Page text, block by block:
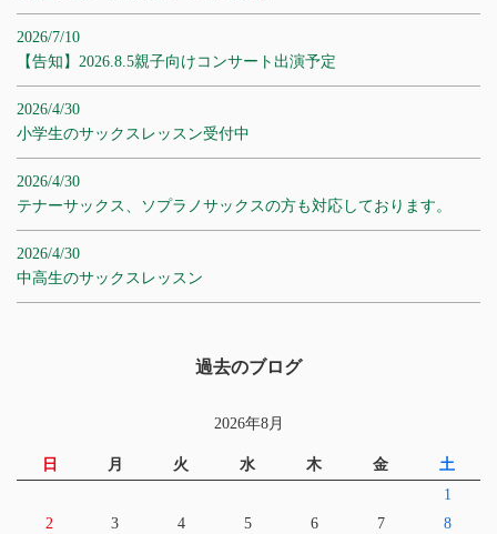
2026/7/10
【告知】2026.8.5親子向けコンサート出演予定
2026/4/30
小学生のサックスレッスン受付中
2026/4/30
テナーサックス、ソプラノサックスの方も対応しております。
2026/4/30
中高生のサックスレッスン
過去のブログ
2026年8月
日 月 火 水 木 金 土
1
2
3 4 5 6 7
8